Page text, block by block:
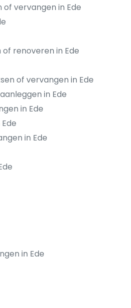
vervangen in Ede
renoveren in Ede
of vervangen in Ede
in Ede
in Ede
in Ede
in Ede